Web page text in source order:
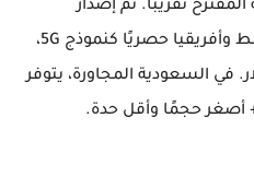
تقريبًا. تم إصدار
جلاكسي A22 في الشرق الأوسط وأفريقيا حصريًا كنموذج 5G،
المقترح 230 دولار. في السعودية المجاورة، يتوفر